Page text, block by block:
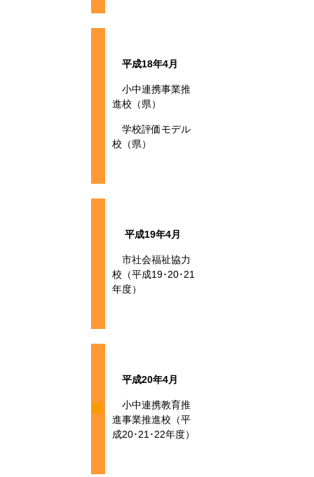
平成18年4月
小中連携事業推
進校（県）
学校評価モデル
校（県）
平成19年4月
市社会福祉協力
校（平成19･20･21
年度）
平成20年4月
小中連携教育推
進事業推進校（平
成20･21･22年度）